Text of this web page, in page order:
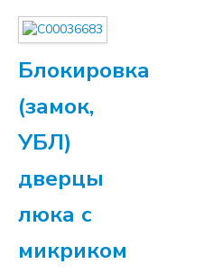
Блокировка
(замок,
УБЛ)
дверцы
люка с
микриком